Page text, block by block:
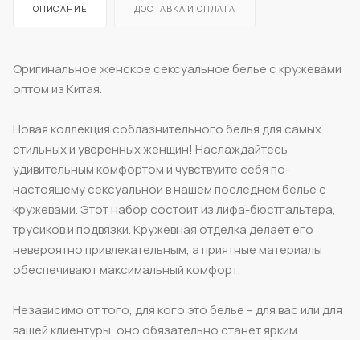
ОПИСАНИЕ ДОСТАВКА И ОПЛАТА
Оригинальное женское сексуальное белье с кружевами
оптом из Китая.
Новая коллекция соблазнительного белья для самых
стильных и уверенных женщин! Наслаждайтесь
удивительным комфортом и чувствуйте себя по-
настоящему сексуальной в нашем последнем белье с
кружевами. Этот набор состоит из лифа-бюстгальтера,
трусиков и подвязки. Кружевная отделка делает его
невероятно привлекательным, а приятные материалы
обеспечивают максимальный комфорт.
Независимо от того, для кого это белье – для вас или для
вашей клиентуры, оно обязательно станет ярким